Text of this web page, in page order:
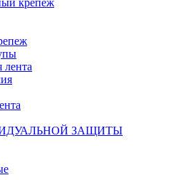
лента
ЗАЩИТЫ